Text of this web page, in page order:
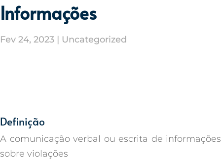
Informações
Fev 24, 2023 | Uncategorized
Definição
A comunicação verbal ou escrita de informações
sobre violações